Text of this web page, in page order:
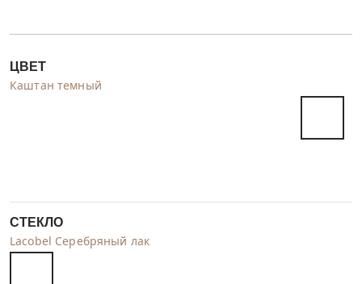
ЦВЕТ
Каштан темный
СТЕКЛО
Lacobel Серебряный лак